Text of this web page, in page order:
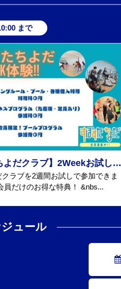
まで
【すぽすたちよだクラブ】2Weekお試し会員募集中!!
ラブを2週間お試しで参加できま
員だけのお得な特典！ &nbs...
ュール